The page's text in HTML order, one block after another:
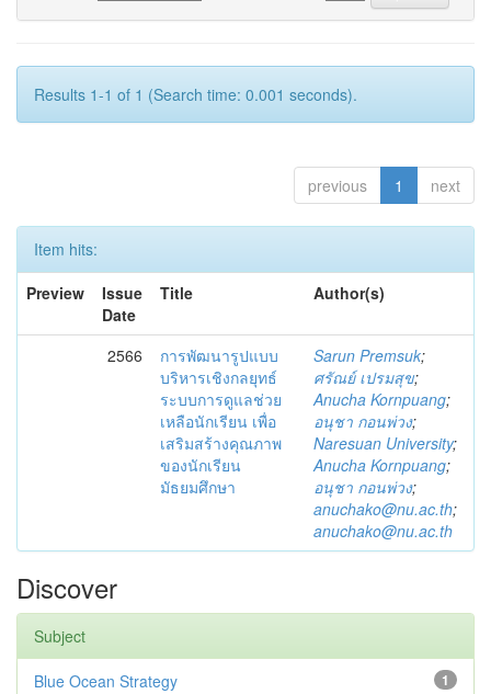
Results 1-1 of 1 (Search time: 0.001 seconds).
previous 1 next
Item hits:
Preview
Issue
Date
Title Author(s)
2566
การพัฒนารูปแบบ
บริหารเชิงกลยุทธ์
ระบบการดูแลช่วย
เหลือนักเรียน เพื่อ
เสริมสร้างคุณภาพ
ของนักเรียน
มัธยมศึกษา
Sarun Premsuk;
ศรัณย์ เปรมสุข;
Anucha Kornpuang;
อนุชา กอนพ่วง;
Naresuan University;
Anucha Kornpuang;
อนุชา กอนพ่วง;
anuchako@nu.ac.th;
anuchako@nu.ac.th
Discover
Subject
1
Blue Ocean Strategy